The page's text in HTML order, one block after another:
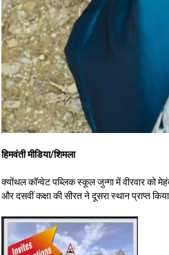
हिमवंती मीडिया/शिमला
क्योंथल कॉन्वेट पब्लिक स्कूल जुन्गा में वीरवार को
और दसवीं कक्षा की सीरत ने दूसरा स्थान प्राप्त